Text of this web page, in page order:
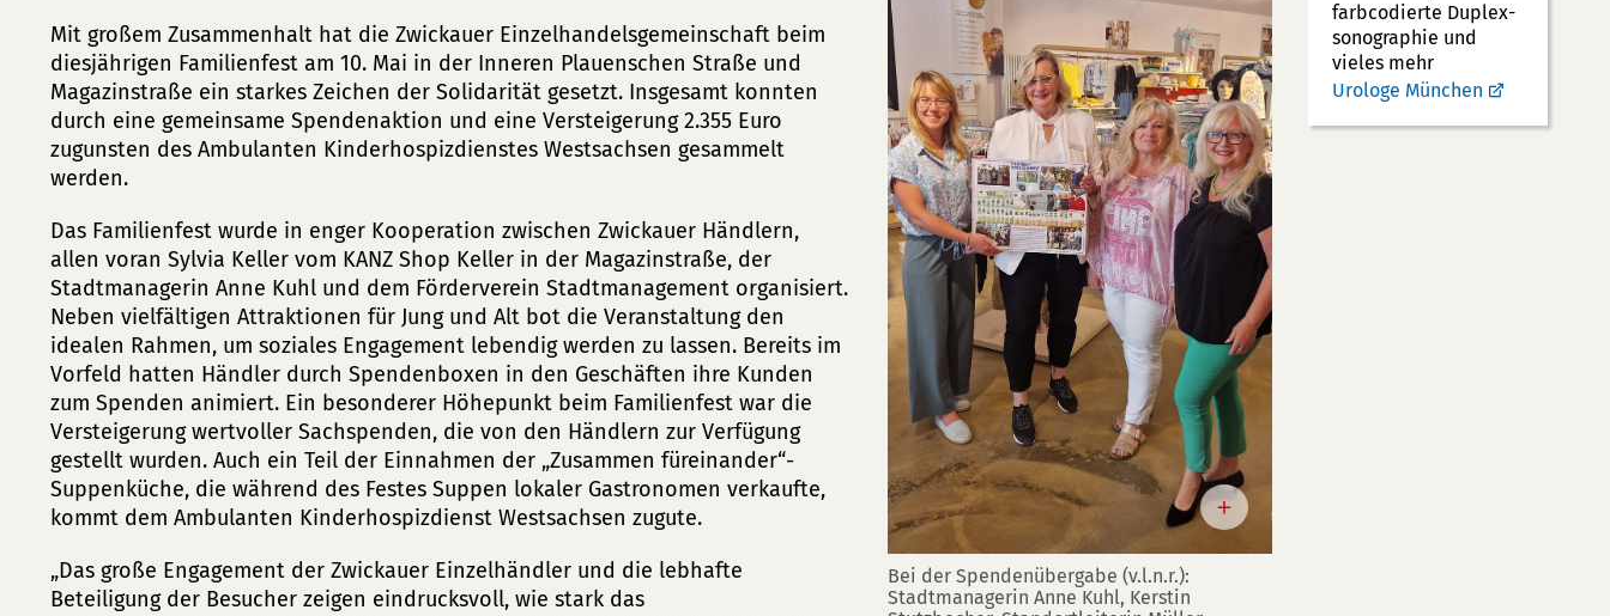
Mit großem Zusammenhalt hat die Zwickauer Einzelhandelsgemeinschaft beim
diesjährigen Familienfest am 10. Mai in der Inneren Plauenschen Straße und
Magazinstraße ein starkes Zeichen der Solidarität gesetzt. Insgesamt konnten
durch eine gemeinsame Spendenaktion und eine Versteigerung 2.355 Euro
zugunsten des Ambulanten Kinderhospizdienstes Westsachsen gesammelt
werden.
Das Familienfest wurde in enger Kooperation zwischen Zwickauer Händlern,
allen voran Sylvia Keller vom KANZ Shop Keller in der Magazinstraße, der
Stadtmanagerin Anne Kuhl und dem Förderverein Stadtmanagement organisiert.
Neben vielfältigen Attraktionen für Jung und Alt bot die Veranstaltung den
idealen Rahmen, um soziales Engagement lebendig werden zu lassen. Bereits im
Vorfeld hatten Händler durch Spendenboxen in den Geschäften ihre Kunden
zum Spenden animiert. Ein besonderer Höhepunkt beim Familienfest war die
Versteigerung wertvoller Sachspenden, die von den Händlern zur Verfügung
gestellt wurden. Auch ein Teil der Einnahmen der „Zusammen füreinander“-
Suppenküche, die während des Festes Suppen lokaler Gastronomen verkaufte,
kommt dem Ambulanten Kinderhospizdienst Westsachsen zugute.
„Das große Engagement der Zwickauer Einzelhändler und die lebhafte
Beteiligung der Besucher zeigen eindrucksvoll, wie stark das
Bei der Spendenübergabe (v.l.n.r.):
Stadtmanagerin Anne Kuhl, Kerstin
farbcodierte Duplex­
sonographie und
vieles mehr
Urologe München